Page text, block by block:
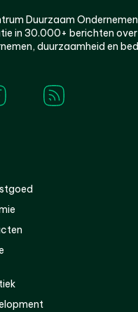
Duurzaam
in 30.000+ berichten over
duurzaamheid en